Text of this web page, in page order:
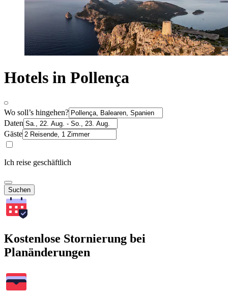
Hotels in Pollença
Wo soll’s hingehen?
Daten
Gäste
Ich reise geschäftlich
Suchen
Kostenlose Stornierung bei
Planänderungen